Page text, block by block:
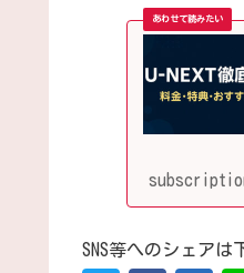
SNS等へのシェアは